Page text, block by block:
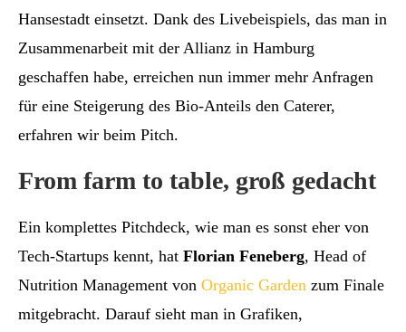
Hansestadt einsetzt. Dank des Livebeispiels, das man in
Zusammenarbeit mit der Allianz in Hamburg
geschaffen habe, erreichen nun immer mehr Anfragen
für eine Steigerung des Bio-Anteils den Caterer,
erfahren wir beim Pitch.
From farm to table, groß gedacht
Ein komplettes Pitchdeck, wie man es sonst eher von
Tech-Startups kennt, hat Florian Feneberg, Head of
Nutrition Management von Organic Garden zum Finale
mitgebracht. Darauf sieht man in Grafiken,